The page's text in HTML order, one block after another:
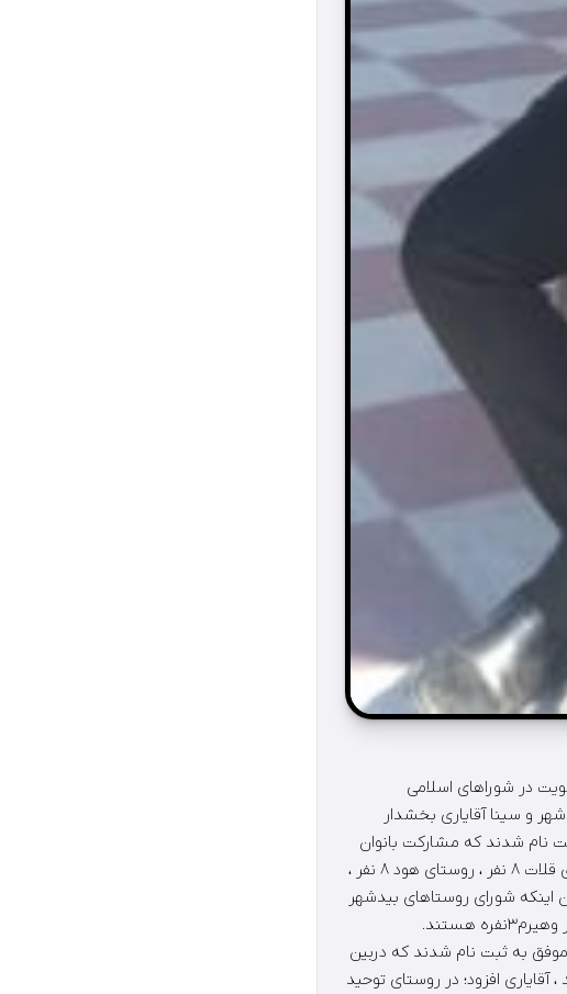
۲۲ فروردین ۱۴۰۰ آمار داوطلبان عضویت در شوراهای اسلامی
بخشدار بیدشهر و سینا آقایاری بخشدار
کنندگان را به شرح زیر اعلام کردند؛ الف؛ بخش بیدشهر : که ۶۱نفر ثبت نام شدند که مشارکت بانوان
در این بخش ۱۶/۳۹درصد بوده است : روستای بیدشهر ۱۲ نفر روستای کوره ۱۳ نفر روستای قلات ۸ نفر ، روستای هود ۸ نفر ،
۶ نفر ، بخشدار بیدشهر با بیان اینکه شورای روستاهای بیدشهر
روستاهای این بخش موفق به ثبت نام شدند که دربین
زن تشکیل می دهند ، آقایاری افزود؛ در روستای توحید